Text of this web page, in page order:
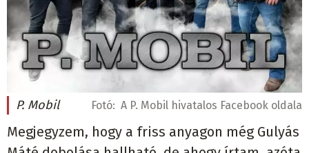
P. Mobil Fotó: A P. Mobil hivatalos Facebook oldala
Megjegyzem, hogy a friss anyagon még Gulyás